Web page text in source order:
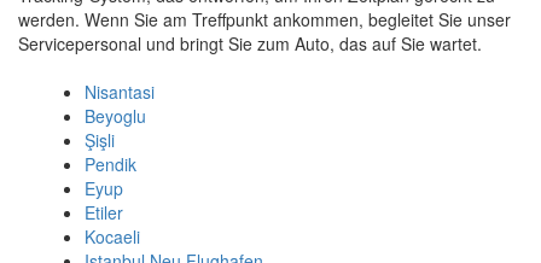
werden. Wenn Sie am Treffpunkt ankommen, begleitet Sie unser
Servicepersonal und bringt Sie zum Auto, das auf Sie wartet.
Nisantasi
Beyoglu
Şişli
Pendik
Eyup
Etiler
Kocaeli